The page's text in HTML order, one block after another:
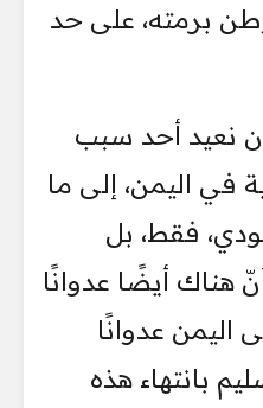
برمته، على حد
أن نعيد أحد سبب
في اليمن، إلى ما
فقط، بل
هناك أيضًا عدوانًا
اليمن عدوانًا
بانتهاء هذه